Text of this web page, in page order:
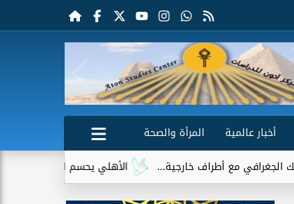
أخبار عالمية
المرأة والصحة
الأهلي يحسم الجدل حول إمام عاشور..
أطراف خارجية...